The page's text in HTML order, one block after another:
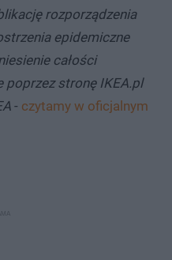
rozporządzenia
epidemiczne
całości
poprzez stronę IKEA.pl
- czytamy w oficjalnym